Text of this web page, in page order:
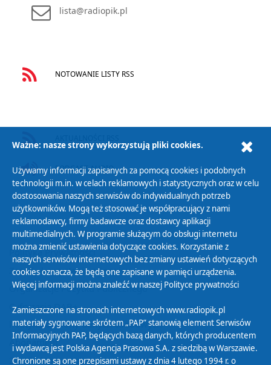
lista@radiopik.pl
NOTOWANIE LISTY RSS
PODCAST AUDIO
Polityka Prywatności
Zasady korzystania z Serwisu
Organizacje Pożytku Publicznego
Cyfryzacja DAB+
Polityka ochrony danych osobowych
Abonament
Zamówienia publiczne
Ważne: nasze strony wykorzystują pliki cookies.
Używamy informacji zapisanych za pomocą cookies i podobnych
technologii m.in. w celach reklamowych i statystycznych oraz w celu
dostosowania naszych serwisów do indywidualnych potrzeb
użytkowników. Mogą też stosować je współpracujący z nami
reklamodawcy, firmy badawcze oraz dostawcy aplikacji
multimedialnych. W programie służącym do obsługi internetu
można zmienić ustawienia dotyczące cookies. Korzystanie z
naszych serwisów internetowych bez zmiany ustawień dotyczących
cookies oznacza, że będą one zapisane w pamięci urządzenia.
Więcej informacji można znaleźć w naszej Polityce prywatności
Zamieszczone na stronach internetowych www.radiopik.pl
materiały sygnowane skrótem „PAP” stanowią element Serwisów
Informacyjnych PAP, będących bazą danych, których producentem
i wydawcą jest Polska Agencja Prasowa S.A. z siedzibą w Warszawie.
Chronione są one przepisami ustawy z dnia 4 lutego 1994 r. o